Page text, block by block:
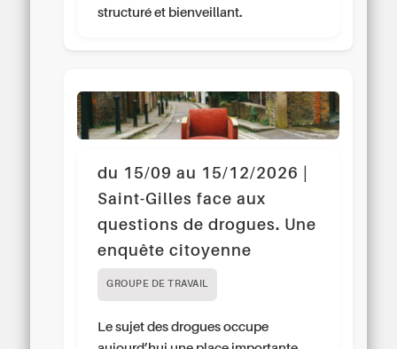
structuré et bienveillant.
du 15/09 au 15/12/2026 |
Saint-Gilles face aux
questions de drogues. Une
enquête citoyenne
GROUPE DE TRAVAIL
Le sujet des drogues occupe